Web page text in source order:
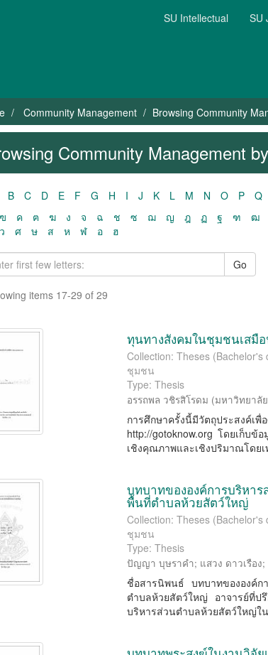
SU Intellectual SU
Community Management Browsing Community
Community Management
B C D E F G H I J K L M N O P Q
ฃ ค ฅ ฆ ง จ ฉ ช ซ ฌ ญ ฎ ฏ ฐ ฑ ฒ
ว ศ ษ ส ห ฬ อ ฮ
Go
items 17-29 of 29
ทุนทางสังคมในชุมชนเสมื
Collection: Theses
ชุมชน
Type: Thesis
อรรถพล วชิรสิโรดม (มหาวิทยาลั
การศึกษาครั้งนี้มีวัตถุประสง
http://gotoknow.org โดยเก็บ
เชิงคุณภาพและเชิงปริมาณโดย
บทบาทขององค์การบริหา
พื้นที่ตำบลห้วยสัตว์ใหญ่
Collection: Theses
ชุมชน
Type: Thesis
ปัญญา บุษราคำ; แสวง ดาวเรือง;
ชื่อสารนิพนธ์ บทบาทขององค์ก
ตําบลห้วยสัตว์ใหญ่ อาจารย์ที่ป
บริหารส่วนตําบลห้วยสัตว์ใหญ่ใ